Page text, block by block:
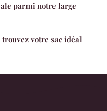
parmi notre large
votre sac idéal